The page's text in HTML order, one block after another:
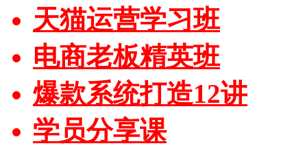
天猫运营学习班
电商老板精英班
爆款系统打造12讲
学员分享课